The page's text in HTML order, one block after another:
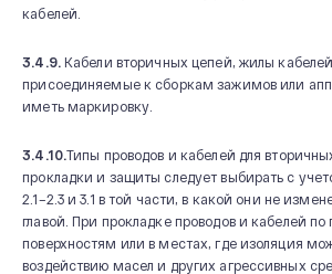
кабелей.
3.4.9.Кабели вторичных цепей, жилы
присоединяемые к сборкам зажимов или
иметь маркировку.
3.4.10.Типы проводов и кабелей для
прокладки и защиты следует выбирать с
2.1–2.3 и 3.1 в той части, в какой они не
главой. При прокладке проводов и кабелей по
поверхностям или в местах, где изоляция
воздействию масел и других агрессивных